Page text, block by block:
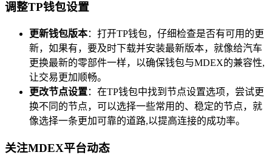
调整TP钱包设置
更新钱包版本：打开TP钱包，仔细检查是否有可用的更
新，如果有，要及时下载并安装最新版本，就像给汽车
更换最新的零部件一样，以确保钱包与MDEX的兼容性,
让交易更加顺畅。
更改节点设置：在TP钱包中找到节点设置选项，尝试更
换不同的节点，可以选择一些常用的、稳定的节点，就
像选择一条更加可靠的道路,以提高连接的成功率。
关注MDEX平台动态